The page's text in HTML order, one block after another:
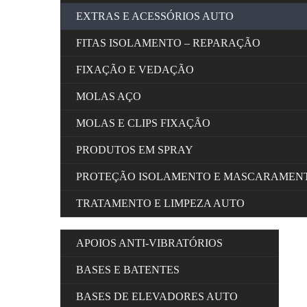
EXTRAS E ACESSÓRIOS AUTO
FITAS ISOLAMENTO – REPARAÇÃO
FIXAÇÃO E VEDAÇÃO
MOLAS AÇO
MOLAS E CLIPS FIXAÇÃO
PRODUTOS EM SPRAY
PROTEÇÃO ISOLAMENTO E
TRATAMENTO E LIMPEZA AUTO
APOIOS ANTI-VIBRATÓRIOS
BASES E BATENTES
BASES DE ELEVADORES AUTO